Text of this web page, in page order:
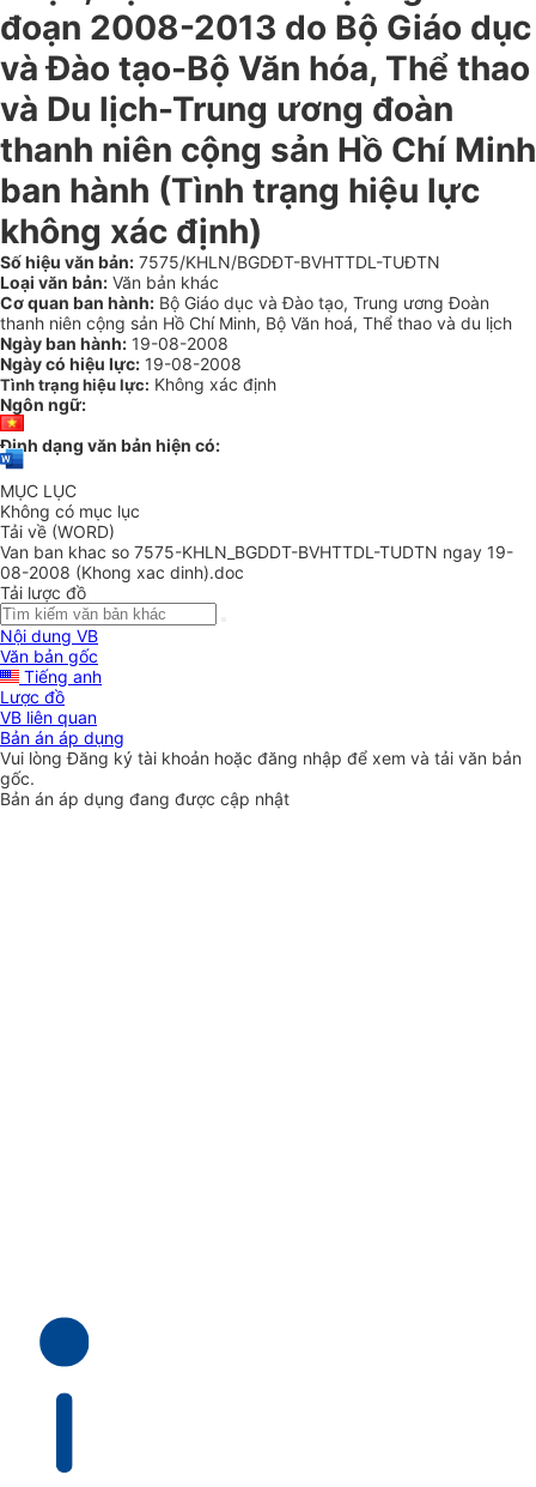
đoạn 2008-2013 do Bộ Giáo dục
và Đào tạo-Bộ Văn hóa, Thể thao
và Du lịch-Trung ương đoàn
thanh niên cộng sản Hồ Chí Minh
ban hành (Tình trạng hiệu lực
không xác định)
Số hiệu văn bản: 7575/KHLN/BGDĐT-BVHTTDL-TUĐTN
Loại văn bản: Văn bản khác
Cơ quan ban hành: Bộ Giáo dục và Đào tạo, Trung ương Đoàn
thanh niên cộng sản Hồ Chí Minh, Bộ Văn hoá, Thể thao và du lịch
Ngày ban hành: 19-08-2008
Ngày có hiệu lực: 19-08-2008
Tình trạng hiệu lực: Không xác định
Ngôn ngữ:
Định dạng văn bản hiện có:
MỤC LỤC
Không có mục lục
Tải về (WORD)
Van ban khac so 7575-KHLN_BGDDT-BVHTTDL-TUDTN ngay 19-
08-2008 (Khong xac dinh).doc
Tải lược đồ
Nội dung VB
Văn bản gốc
Tiếng anh
Lược đồ
VB liên quan
Bản án áp dụng
Vui lòngĐăng ký tài khoản hoặc đăng nhập để xem và tải văn bản
gốc.
Bản án áp dụng đang được cập nhật